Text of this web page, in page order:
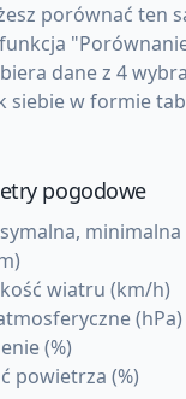
porównać ten
dane z 4
siebie w formie
pogodowe
minimalna
wiatru (km/h)
(hPa)
(%)
powietrza (%)